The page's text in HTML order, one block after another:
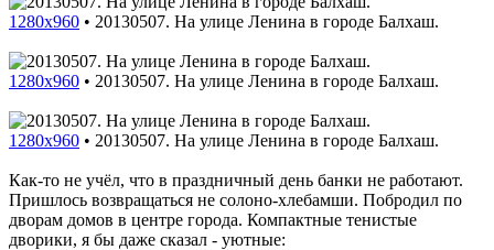
1280x960 • 20130507. На улице Ленина в городе Балхаш.
1280x960 • 20130507. На улице Ленина в городе Балхаш.
1280x960 • 20130507. На улице Ленина в городе Балхаш.
Как-то не учёл, что в праздничный день банки не работают.
Пришлось возвращаться не солоно-хлебамши. Побродил по
дворам домов в центре города. Компактные тенистые
дворики, я бы даже сказал - уютные: